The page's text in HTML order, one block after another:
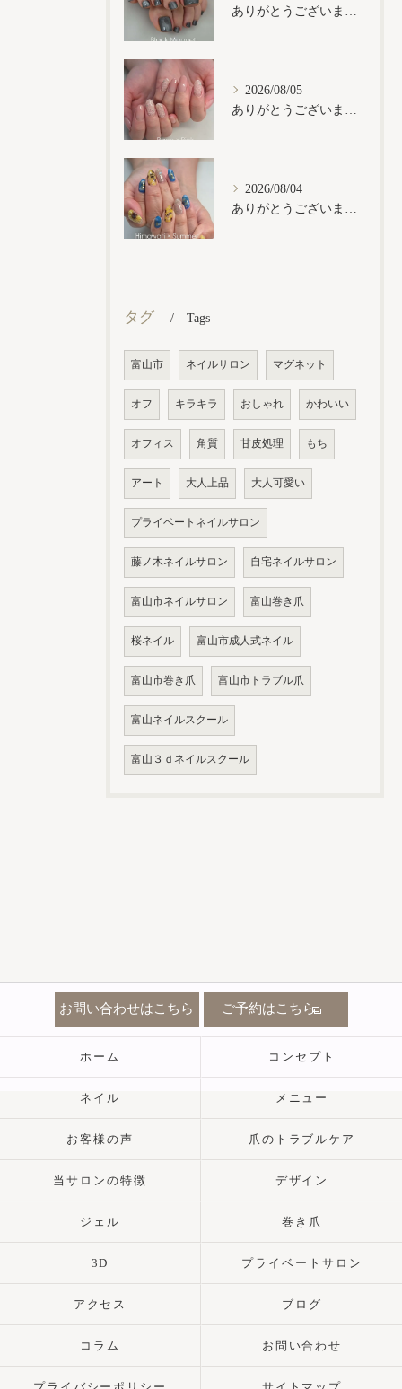
2026/08/05
2026/08/04
タグ Tags
富山市 ネイルサロン マグネット
オフ キラキラ おしゃれ かわいい
オフィス 角質 甘皮処理 もち
アート 大人上品 大人可愛い
プライベートネイルサロン
藤ノ木ネイルサロン 自宅ネイルサロン
富山市ネイルサロン 富山巻き爪
桜ネイル 富山市成人式ネイル
富山市巻き爪 富山市トラブル爪
富山ネイルスクール
富山３ｄネイルスクール
お問い合わせはこちら ご予約はこちら
ホーム コンセプト
ネイル メニュー
お客様の声 爪のトラブルケア
当サロンの特徴 デザイン
ジェル 巻き爪
3D プライベートサロン
アクセス ブログ
コラム お問い合わせ